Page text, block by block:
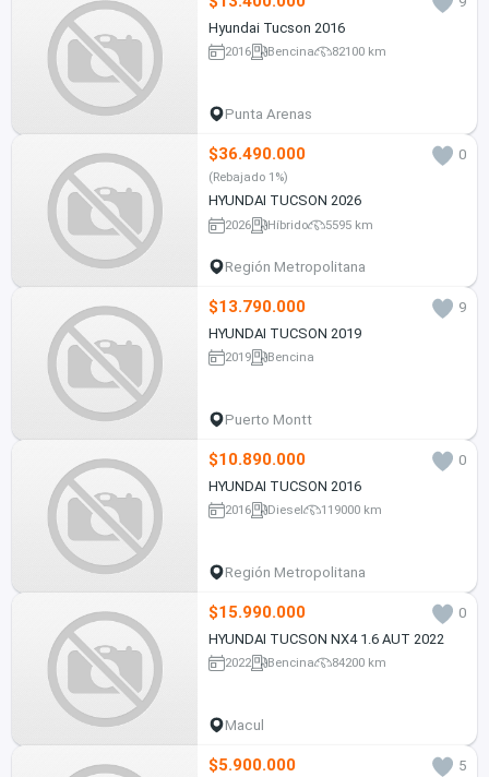
Hyundai Tucson 2016
2016 Bencina 82100 km
Punta Arenas
$36.490.000 0
(Rebajado 1%)
HYUNDAI TUCSON 2026
2026 Híbrido 5595 km
Región Metropolitana
$13.790.000
9
HYUNDAI TUCSON 2019
2019 Bencina
Puerto Montt
$10.890.000
0
HYUNDAI TUCSON 2016
2016 Diesel 119000 km
Región Metropolitana
$15.990.000
0
HYUNDAI TUCSON NX4 1.6 AUT 2022
2022 Bencina 84200 km
Macul
$5.900.000 5